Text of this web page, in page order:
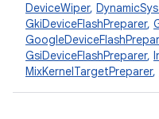
DeviceWiper,
GkiDeviceFlashPreparer,
GsiDeviceFlashPreparer,
MixKernelTargetPreparer,